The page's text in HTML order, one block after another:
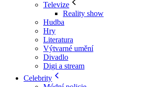
Televize
Reality show
Hudba
Hry
Literatura
Výtvarné umění
Divadlo
Digi a stream
Celebrity